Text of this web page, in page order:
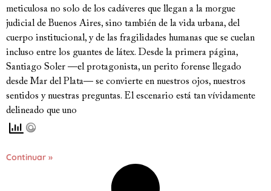
meticulosa no solo de los cadáveres que llegan a la morgue
judicial de Buenos Aires, sino también de la vida urbana, del
cuerpo institucional, y de las fragilidades humanas que se cuelan
incluso entre los guantes de látex. Desde la primera página,
Santiago Soler —el protagonista, un perito forense llegado
desde Mar del Plata— se convierte en nuestros ojos, nuestros
sentidos y nuestras preguntas. El escenario está tan vívidamente
delineado que uno
Continuar »